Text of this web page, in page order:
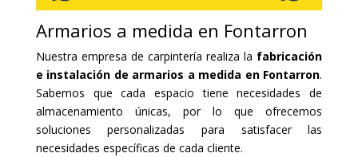
Armarios a medida en Fontarron
Nuestra empresa de carpintería realiza la fabricación
e instalación de armarios a medida en Fontarron.
Sabemos que cada espacio tiene necesidades de
almacenamiento únicas, por lo que ofrecemos
soluciones personalizadas para satisfacer las
necesidades específicas de cada cliente.